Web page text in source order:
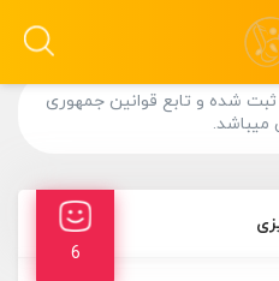
شده و تابع قوانین جمهوری
میباشد.
6